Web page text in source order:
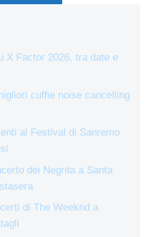
X Factor 2026, tra date e
cuffie noise cancelling
al Festival di Sanremo
dei Negrita a Santa
di The Weeknd a